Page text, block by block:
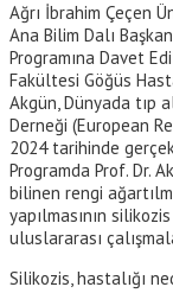
Ağrı İbrahim Çeçen
Ana Bilim Dalı
Programına Davet
Fakültesi Göğüs
Akgün, Dünyada tıp
Derneği (European
2024 tarihinde
Programda Prof. Dr.
bilinen rengi
yapılmasının
uluslararası
Silikozis, hastalığı